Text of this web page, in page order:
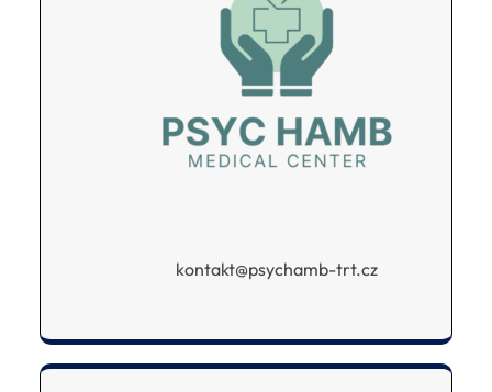
kontakt@psychamb-trt.cz